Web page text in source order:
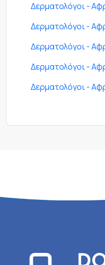
Δερματολόγοι -
Δερματολόγοι -
Δερματολόγοι -
Δερματολόγοι -
Δερματολόγοι -